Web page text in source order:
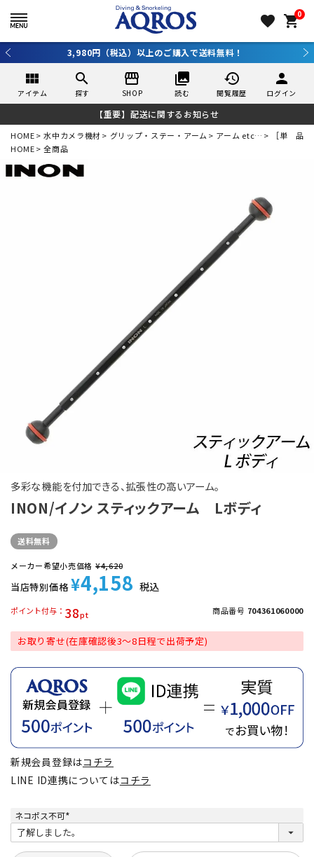
favorite 0
shopping_cart
3,980円（税込）以上のご購入で送料無料！
view_module
アイテム
search
探す
storefront
SHOP
collections
読む
history
閲覧履歴
person
ログイン
【重要】配送に関するお知らせ
HOME 水中カメラ機材 グリップ・ステー・アーム アーム etc…
［単 品
HOME
全商品
多彩な機能を付加できる、拡張性の高いアーム。
INON/イノン スティックアーム Lボディ
送料無料
メーカー希望小売価格 ¥4,620
当店特別価格 ¥4,158 税込
38
ポイント付与 商品番号 704361060000
お取り寄せ(在庫確認後3～8日程で出荷予定)
新規会員登録はコチラ
LINE ID連携についてはコチラ
ネコポス不可
(
必
須
)